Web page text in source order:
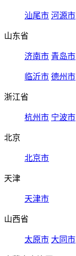
汕尾市 河源市
山东省
济南市 青岛市
临沂市 德州市
浙江省
杭州市 宁波市
北京
北京市
天津
天津市
山西省
太原市 大同市